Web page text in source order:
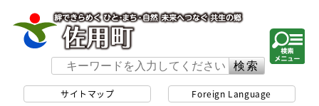
サイトマップ Foreign Language